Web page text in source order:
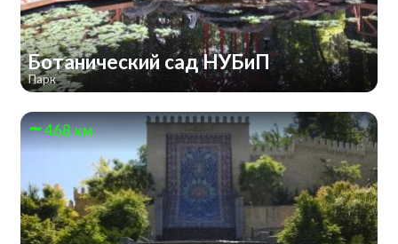
Ботанический сад НУБиП
Парк
468 км